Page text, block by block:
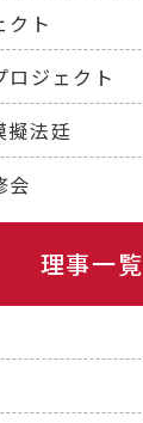
クト
ロジェクト
擬法廷
会
理事一覧